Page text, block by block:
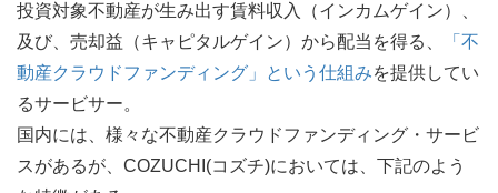
投資対象不動産が生み出す賃料収入（インカムゲイン）、
及び、売却益（キャピタルゲイン）から配当を得る、
「不
動産クラウドファンディング」という仕組みを提供してい
るサービサー。
国内には、様々な不動産クラウドファンディング・サービ
スがあるが、COZUCHI(コズチ)においては、下記のよう